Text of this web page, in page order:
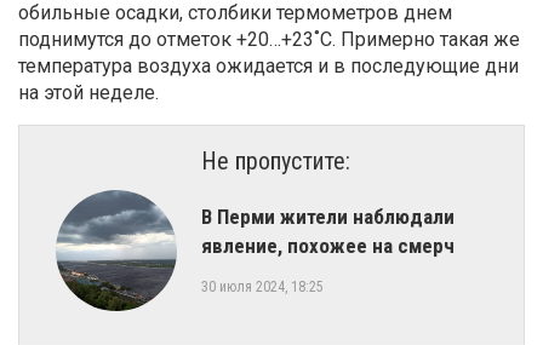
обильные осадки, столбики термометров днем
поднимутся до отметок +20…+23˚C. Примерно такая же
температура воздуха ожидается и в последующие дни
на этой неделе.
Не пропустите:
В Перми жители наблюдали
явление, похожее на смерч
30 июля 2024, 18:25